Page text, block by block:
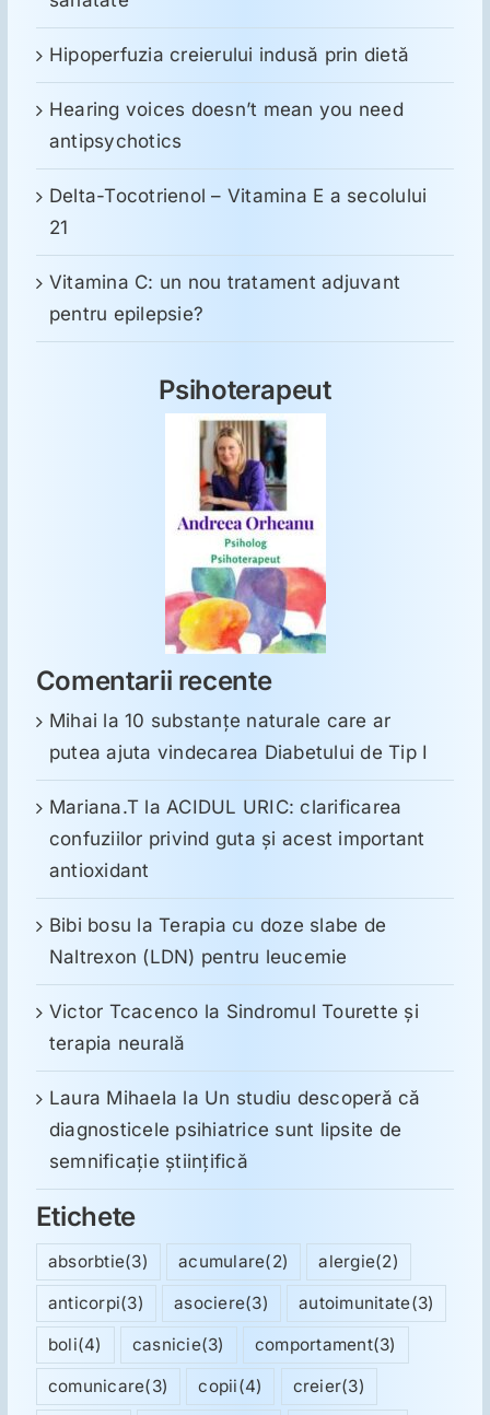
Hipoperfuzia creierului indusă prin dietă
Hearing voices doesn’t mean you need
antipsychotics
Delta-Tocotrienol – Vitamina E a secolului
21
Vitamina C: un nou tratament adjuvant
pentru epilepsie?
Psihoterapeut
Comentarii recente
Mihai la10 substanţe naturale care ar
putea ajuta vindecarea Diabetului de Tip I
Mariana.T la ACIDUL URIC: clarificarea
confuziilor privind guta și acest important
antioxidant
Bibi bosu laTerapia cu doze slabe de
Naltrexon (LDN) pentru leucemie
Victor Tcacenco la Sindromul Tourette şi
terapia neurală
Laura Mihaela la Un studiu descoperă că
diagnosticele psihiatrice sunt lipsite de
semnificație științifică
Etichete
absorbtie(3) acumulare(2) alergie(2)
anticorpi(3) asociere(3) autoimunitate(3)
boli(4) casnicie(3) comportament(3)
comunicare(3) copii(4) creier(3)